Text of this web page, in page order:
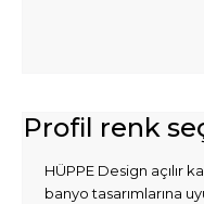
Profil renk
HÜPPE Design açılır
banyo tasarımlarına